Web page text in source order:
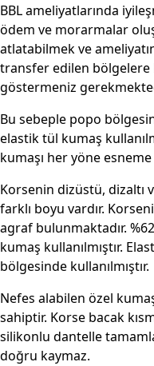
BBL ameliyatlarında
ödem ve morarmalar
atlatabilmek ve
transfer edilen bölgelere
göstermeniz
Bu sebeple popo
elastik tül kumaş
kumaşı her yöne
Korsenin dizüstü, dizaltı
farklı boyu vardır.
agraf bulunmaktadır.
kumaş kullanılmıştır.
bölgesinde kullanılmıştır.
Nefes alabilen özel
sahiptir. Korse bacak
silikonlu dantelle
doğru kaymaz.